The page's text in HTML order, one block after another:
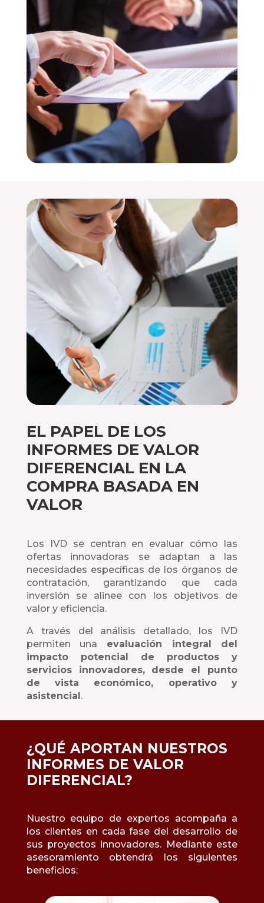
EL PAPEL DE LOS
INFORMES DE VALOR
DIFERENCIAL EN LA
COMPRA BASADA EN
VALOR
Los IVD se centran en evaluar cómo las
ofertas innovadoras se adaptan a las
necesidades específicas de los órganos de
contratación, garantizando que cada
inversión se alinee con los objetivos de
valor y eficiencia.
A través del análisis detallado, los IVD
permiten una evaluación integral del
impacto potencial de productos y
servicios innovadores, desde el punto
de vista económico, operativo y
asistencial .
¿QUÉ APORTAN NUESTROS
INFORMES DE VALOR
DIFERENCIAL?
Nuestro equipo de expertos acompaña a
los clientes en cada fase del desarrollo de
sus proyectos innovadores. Mediante este
asesoramiento obtendrá los siguientes
beneficios: